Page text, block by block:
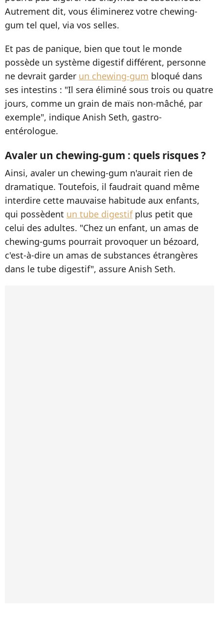
Autrement dit, vous éliminerez votre chewing-
gum tel quel, via vos selles.
Et pas de panique, bien que tout le monde
possède un système digestif différent, personne
ne devrait garder un chewing-gum bloqué dans
ses intestins : "Il sera éliminé sous trois ou quatre
jours, comme un grain de maïs non-mâché, par
exemple", indique Anish Seth, gastro-
entérologue.
Avaler un chewing-gum : quels risques ?
Ainsi, avaler un chewing-gum n'aurait rien de
dramatique. Toutefois, il faudrait quand même
interdire cette mauvaise habitude aux enfants,
qui possèdent un tube digestifplus petit que
celui des adultes. "Chez un enfant, un amas de
chewing-gums pourrait provoquer un bézoard,
c'est-à-dire un amas de substances étrangères
dans le tube digestif", assure Anish Seth.